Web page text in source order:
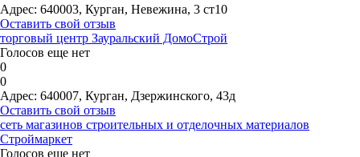
Адрес: 640003, Курган, Невежина, 3 ст10
Оставить свой отзыв
торговый центр Зауральский ДомоСтрой
Голосов еще нет
0
0
Адрес: 640007, Курган, Дзержинского, 43д
Оставить свой отзыв
сеть магазинов строительных и отделочных материалов
Строймаркет
Голосов еще нет